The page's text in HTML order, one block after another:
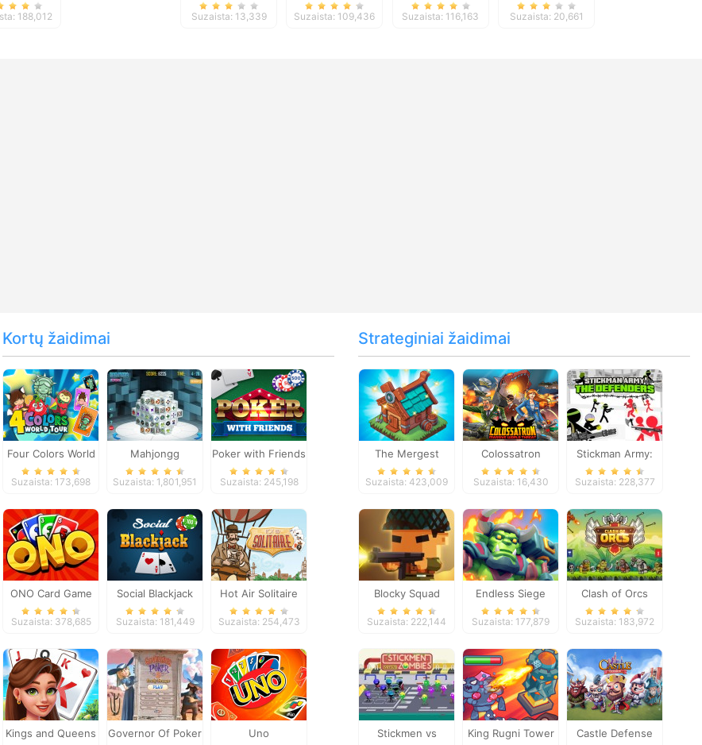
188,012 Suzaista: 13,339
Force 2
Suzaista: 109,436 Suzaista: 116,163 Suzaista: 20,661
Kortų žaidimai
Four Colors World
Tour
Suzaista: 173,698
Mahjongg
Dimensions
Suzaista: 1,801,951
Poker with Friends
Suzaista: 245,198
ONO Card Game
Suzaista: 378,685
Social Blackjack
Suzaista: 181,449
Hot Air Solitaire
Suzaista: 254,473
Kings and Queens
Governor Of Poker
Uno
Strateginiai žaidimai
The Mergest
Kingdom
Suzaista: 423,009
Colossatron
Suzaista: 16,430
Stickman Army:
The Defenders
Suzaista: 228,377
Blocky Squad
Suzaista: 222,144
Endless Siege
Suzaista: 177,879
Clash of Orcs
Suzaista: 183,972
Stickmen vs
King Rugni Tower
Castle Defense